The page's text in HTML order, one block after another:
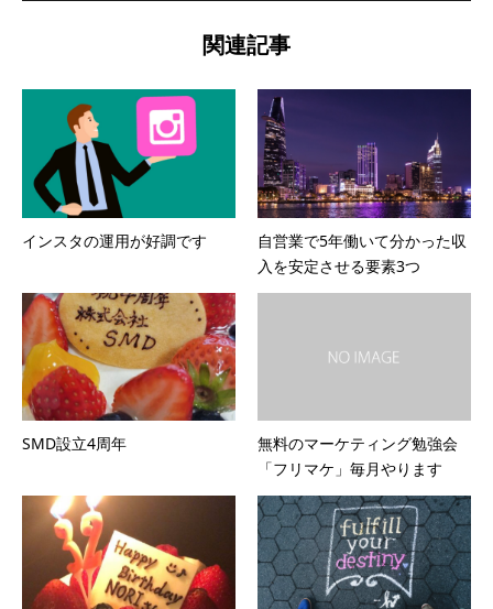
関連記事
インスタの運用が好調です
自営業で5年働いて分かった収
入を安定させる要素3つ
SMD設立4周年
無料のマーケティング勉強会
「フリマケ」毎月やります